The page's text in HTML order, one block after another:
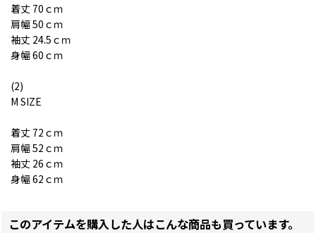
着丈 70ｃｍ
肩幅 50ｃｍ
袖丈 24.5ｃｍ
身幅 60ｃｍ
(2)
M SIZE
着丈 72ｃｍ
肩幅 52ｃｍ
袖丈 26ｃｍ
身幅 62ｃｍ
このアイテムを購入した人はこんな商品も買っています。